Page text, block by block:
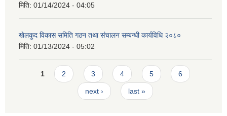
मिति: 01/14/2024 - 04:05
खेलकुद विकास समिति गठन तथा संचालन सम्बन्धी कार्यविधि २०८०
मिति: 01/13/2024 - 05:02
Pages
1 2 3 4 5 6
next › last »